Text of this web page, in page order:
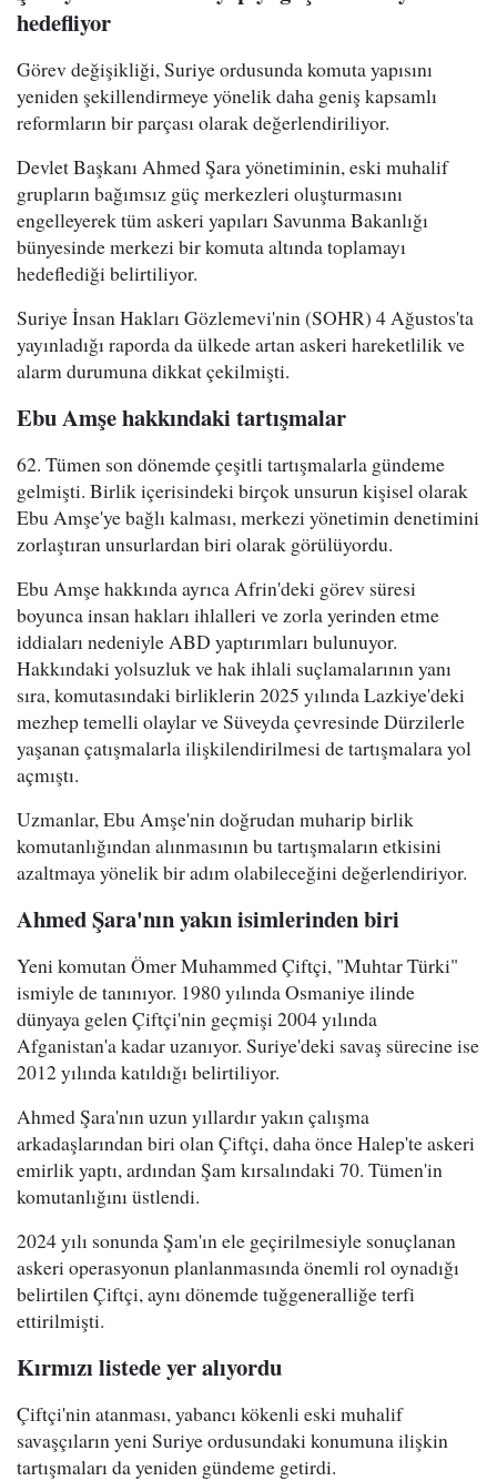
hedefliyor
Görev değişikliği, Suriye ordusunda komuta yapısını
yeniden şekillendirmeye yönelik daha geniş kapsamlı
reformların bir parçası olarak değerlendiriliyor.
Devlet Başkanı Ahmed Şara yönetiminin, eski muhalif
grupların bağımsız güç merkezleri oluşturmasını
engelleyerek tüm askeri yapıları Savunma Bakanlığı
bünyesinde merkezi bir komuta altında toplamayı
hedeflediği belirtiliyor.
Suriye İnsan Hakları Gözlemevi'nin (SOHR) 4 Ağustos'ta
yayınladığı raporda da ülkede artan askeri hareketlilik ve
alarm durumuna dikkat çekilmişti.
Ebu Amşe hakkındaki tartışmalar
62. Tümen son dönemde çeşitli tartışmalarla gündeme
gelmişti. Birlik içerisindeki birçok unsurun kişisel olarak
Ebu Amşe'ye bağlı kalması, merkezi yönetimin denetimini
zorlaştıran unsurlardan biri olarak görülüyordu.
Ebu Amşe hakkında ayrıca Afrin'deki görev süresi
boyunca insan hakları ihlalleri ve zorla yerinden etme
iddiaları nedeniyle ABD yaptırımları bulunuyor.
Hakkındaki yolsuzluk ve hak ihlali suçlamalarının yanı
sıra, komutasındaki birliklerin 2025 yılında Lazkiye'deki
mezhep temelli olaylar ve Süveyda çevresinde Dürzilerle
yaşanan çatışmalarla ilişkilendirilmesi de tartışmalara yol
açmıştı.
Uzmanlar, Ebu Amşe'nin doğrudan muharip birlik
komutanlığından alınmasının bu tartışmaların etkisini
azaltmaya yönelik bir adım olabileceğini değerlendiriyor.
Ahmed Şara'nın yakın isimlerinden biri
Yeni komutan Ömer Muhammed Çiftçi, "Muhtar Türki"
ismiyle de tanınıyor. 1980 yılında Osmaniye ilinde
dünyaya gelen Çiftçi'nin geçmişi 2004 yılında
Afganistan'a kadar uzanıyor. Suriye'deki savaş sürecine ise
2012 yılında katıldığı belirtiliyor.
Ahmed Şara'nın uzun yıllardır yakın çalışma
arkadaşlarından biri olan Çiftçi, daha önce Halep'te askeri
emirlik yaptı, ardından Şam kırsalındaki 70. Tümen'in
komutanlığını üstlendi.
2024 yılı sonunda Şam'ın ele geçirilmesiyle sonuçlanan
askeri operasyonun planlanmasında önemli rol oynadığı
belirtilen Çiftçi, aynı dönemde tuğgeneralliğe terfi
ettirilmişti.
Kırmızı listede yer alıyordu
Çiftçi'nin atanması, yabancı kökenli eski muhalif
savaşçıların yeni Suriye ordusundaki konumuna ilişkin
tartışmaları da yeniden gündeme getirdi.